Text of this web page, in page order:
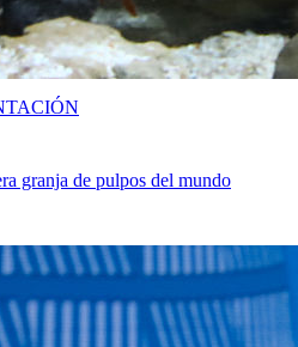
granja de pulpos del mundo